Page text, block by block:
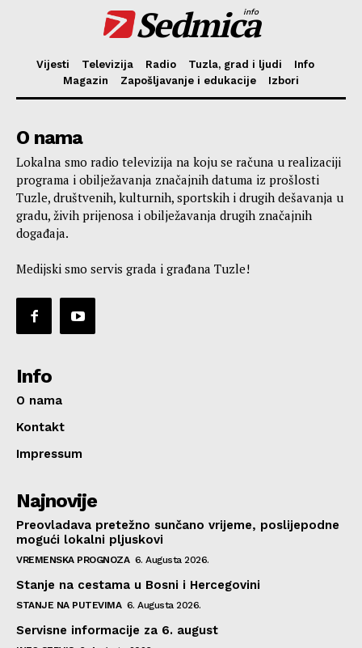
Sedmica
info
Vijesti Televizija Radio Tuzla, grad i ljudi
Info
Magazin
Zapošljavanje i edukacije Izbori
O nama
Lokalna smo radio televizija na koju se računa u realizaciji
programa i obilježavanja značajnih datuma iz prošlosti
Tuzle, društvenih, kulturnih, sportskih i drugih dešavanja u
gradu, živih prijenosa i obilježavanja drugih značajnih
događaja.
Medijski smo servis grada i građana Tuzle!
Info
O nama
Kontakt
Impressum
Najnovije
Preovladava pretežno sunčano vrijeme, poslijepodne
mogući lokalni pljuskovi
VREMENSKA PROGNOZA 6. Augusta 2026.
Stanje na cestama u Bosni i Hercegovini
STANJE NA PUTEVIMA 6. Augusta 2026.
Servisne informacije za 6. august